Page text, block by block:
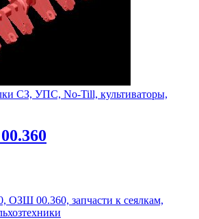
СЗ, УПС, No-Till, культиваторы,
00.360, запчасти к сеялкам,